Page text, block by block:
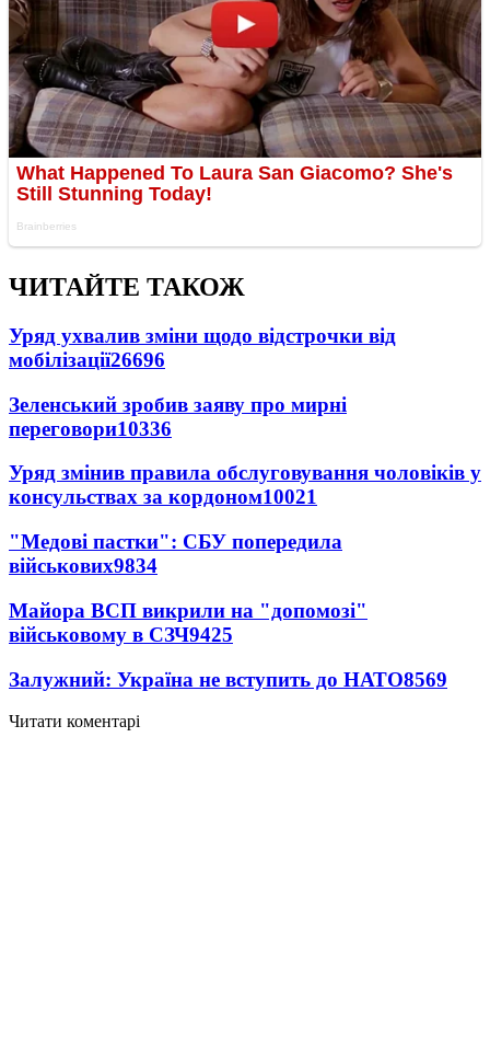
ЧИТАЙТЕ ТАКОЖ
Уряд ухвалив зміни щодо відстрочки від
мобілізації26696
Зеленський зробив заяву про мирні
переговори10336
Уряд змінив правила обслуговування чоловіків у
консульствах за кордоном10021
"Медові пастки": СБУ попередила
військових9834
Майора ВСП викрили на "допомозі"
військовому в СЗЧ9425
Залужний: Україна не вступить до НАТО8569
Читати коментарі